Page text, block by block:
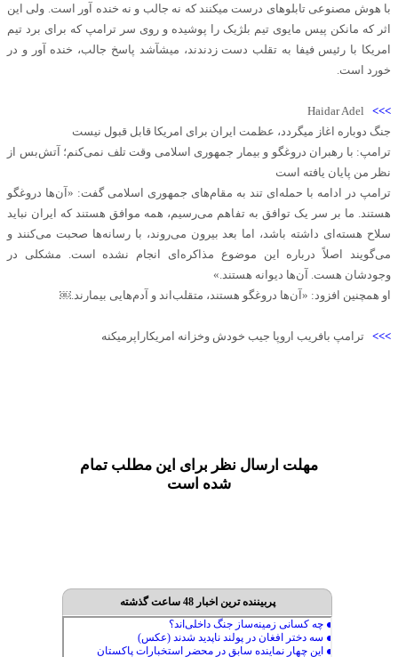
با هوش مصنوعی تابلوهای درست میکنند که نه جالب و نه خنده آور است. ولی این
اثر که مانکن پیس مایوی تیم بلژیک را پوشیده و روی سر ترامپ که برای برد تیم
امریکا با رئیس فیفا به تقلب دست زدندند، میشآشد پاسخ جالب، خنده آور و در
خورد است.
>>>
Haidar Adel
جنگ دوباره اغاز میگردد، عظمت ایران برای امریکا قابل قبول نیست
ترامپ: با رهبران دروغگو و بیمار جمهوری اسلامی وقت تلف نمی‌کنم؛ آتش‌بس از
نظر من پایان یافته است
ترامپ در ادامه با حمله‌ای تند به مقام‌های جمهوری اسلامی گفت: «آن‌ها دروغگو
هستند. ما بر سر یک توافق به تفاهم می‌رسیم، همه موافق هستند که ایران نباید
سلاح هسته‌ای داشته باشد، اما بعد بیرون می‌روند، با رسانه‌ها صحبت می‌کنند و
می‌گویند اصلاً درباره این موضوع مذاکره‌ای انجام نشده است. مشکلی در
وجودشان هست. آن‌ها دیوانه هستند.»
او همچنین افزود: «آن‌ها دروغگو هستند، متقلب‌اند و آدم‌هایی بیمارند.￼
>>> ترامپ بافریب اروپا جیب خودش وخزانه امریکاراپرمیکنه
مهلت ارسال نظر برای این مطلب تمام
شده است
پربیننده ترین اخبار 48 ساعت گذشته